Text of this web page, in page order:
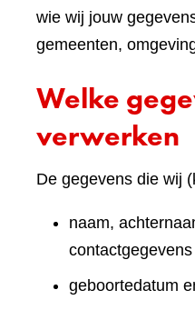
wie wij jouw
gemeenten,
Welke
verwerken
De gegevens die wij
naam,
contactgegevens
geboortedatum